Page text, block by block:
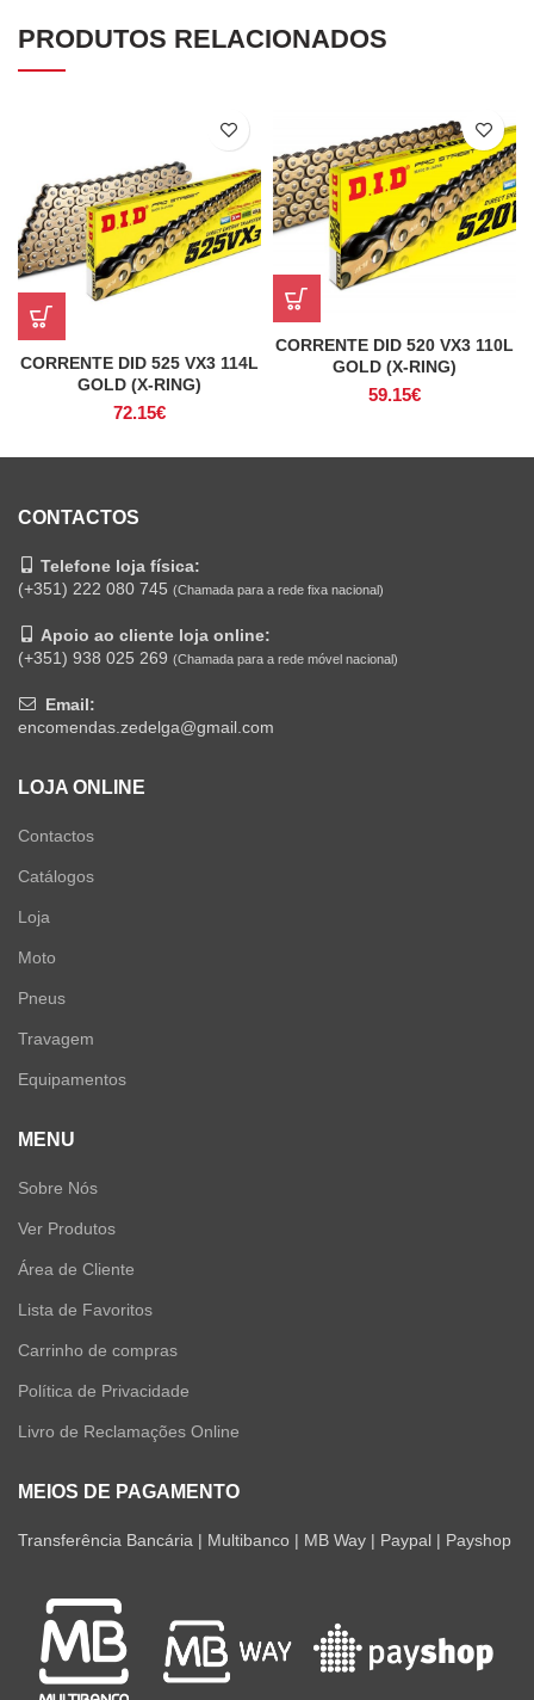
PRODUTOS RELACIONADOS
CORRENTE DID 525 VX3 114L
GOLD (X-RING)
72.15€
CORRENTE DID 520 VX3 110L
GOLD (X-RING)
59.15€
CONTACTOS
Telefone loja física:
(+351) 222 080 745 (Chamada para a rede fixa nacional)
Apoio ao cliente loja online:
(+351) 938 025 269 (Chamada para a rede móvel nacional)
Email:
encomendas.zedelga@gmail.com
LOJA ONLINE
Contactos
Catálogos
Loja
Moto
Pneus
Travagem
Equipamentos
MENU
Sobre Nós
Ver Produtos
Área de Cliente
Lista de Favoritos
Carrinho de compras
Política de Privacidade
Livro de Reclamações Online
MEIOS DE PAGAMENTO
Transferência Bancária | Multibanco | MB Way | Paypal | Payshop